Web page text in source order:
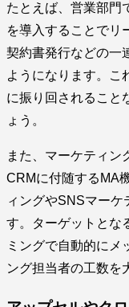
たとえば、営業部門
を導入することでリ
契約書発行などの一
ようになります。こ
に振り回されること
ょう。
また、マーケティン
CRMに付随するMA
ィングやSNSマーケ
す。ターゲットとな
ミングで自動的にメ
ング担当者の工数を